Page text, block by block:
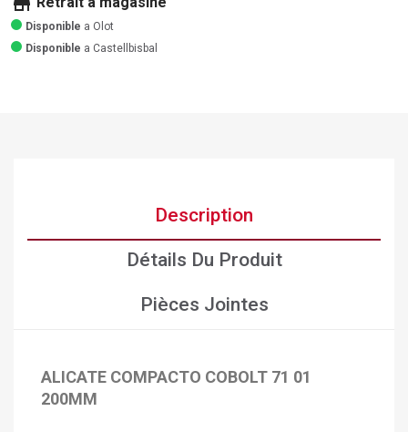
Créer une liste d'envies
Connexion
Disponible a Olot
Disponible a Castellbisbal
Description
Détails Du Produit
Pièces Jointes
ALICATE COMPACTO COBOLT 71 01
200MM